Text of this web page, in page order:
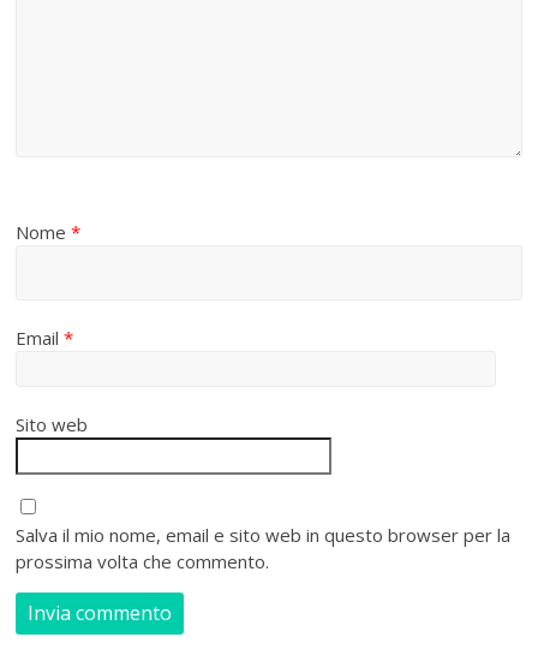
Nome*
Email*
Sito web
Salva il mio nome, email e sito web in questo browser per la
prossima volta che commento.